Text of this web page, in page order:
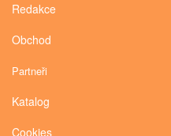
Redakce
Obchod
Partneři
Katalog
Cookies